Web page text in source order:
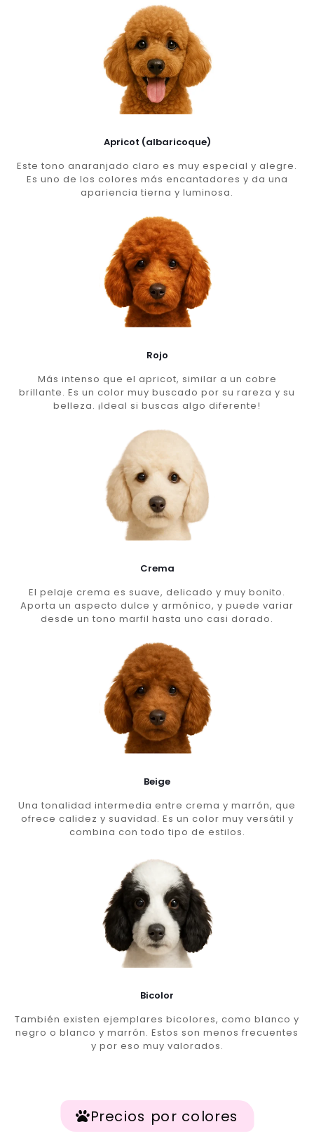
Apricot (albaricoque)
Este tono anaranjado claro es muy especial y alegre.
Es uno de los colores más encantadores y da una
apariencia tierna y luminosa.
Rojo
Más intenso que el apricot, similar a un cobre
brillante. Es un color muy buscado por su rareza y su
belleza. ¡Ideal si buscas algo diferente!
Crema
El pelaje crema es suave, delicado y muy bonito.
Aporta un aspecto dulce y armónico, y puede variar
desde un tono marfil hasta uno casi dorado.
Beige
Una tonalidad intermedia entre crema y marrón, que
ofrece calidez y suavidad. Es un color muy versátil y
combina con todo tipo de estilos.
Bicolor
También existen ejemplares bicolores, como blanco y
negro o blanco y marrón. Estos son menos frecuentes
y por eso muy valorados.
Precios por colores